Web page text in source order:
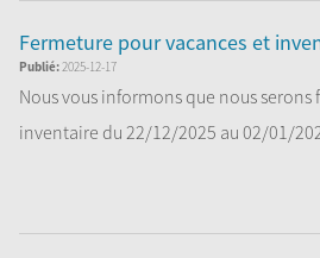
Fermeture pour vacances et
Publié:2025-12-17
Nous vous informons que nous serons
inventaire du 22/12/2025 au 02/01/